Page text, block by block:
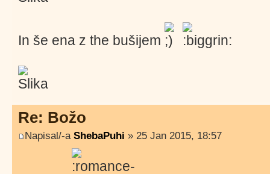
In še ena z the bušijem
Re: Božo
Napisal/-a ShebaPuhi » 25 Jan 2015, 18:57